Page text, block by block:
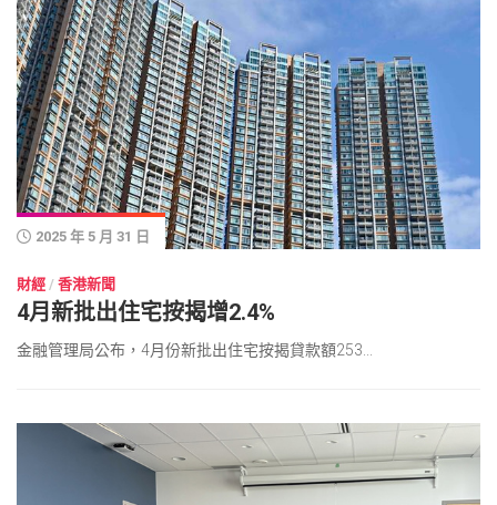
2025 年 5 月 31 日
財經 / 香港新聞
4月新批出住宅按揭增2.4%
金融管理局公布，4月份新批出住宅按揭貸款額253...